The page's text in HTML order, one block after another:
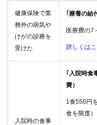
よく
ある
質問
健康保険で業
務外の病気や
けがの診療を
受けた
｢療養の給
医療費の7
詳しくは
入院時の食事
｢入院時食
費）
1食550円
食を限度）